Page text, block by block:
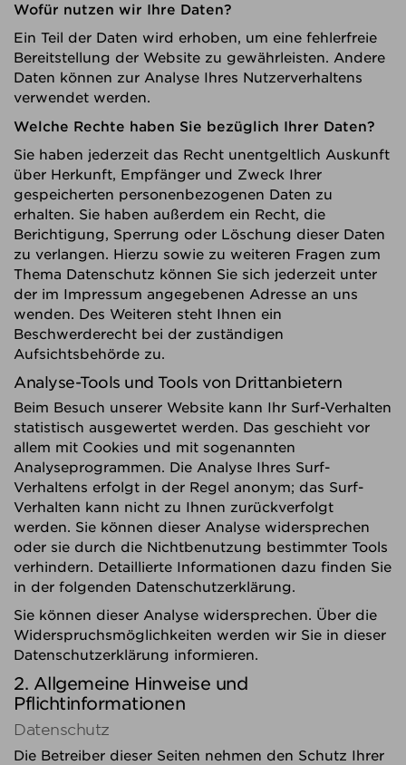
Wofür nutzen wir Ihre Daten?
Ein Teil der Daten wird erhoben, um eine fehlerfreie
Bereitstellung der Website zu gewährleisten. Andere
Daten können zur Analyse Ihres Nutzerverhaltens
verwendet werden.
Welche Rechte haben Sie bezüglich Ihrer Daten?
Sie haben jederzeit das Recht unentgeltlich Auskunft
über Herkunft, Empfänger und Zweck Ihrer
gespeicherten personenbezogenen Daten zu
erhalten. Sie haben außerdem ein Recht, die
Berichtigung, Sperrung oder Löschung dieser Daten
zu verlangen. Hierzu sowie zu weiteren Fragen zum
Thema Datenschutz können Sie sich jederzeit unter
der im Impressum angegebenen Adresse an uns
wenden. Des Weiteren steht Ihnen ein
Beschwerderecht bei der zuständigen
Aufsichtsbehörde zu.
Analyse-Tools und Tools von Drittanbietern
Beim Besuch unserer Website kann Ihr Surf-Verhalten
statistisch ausgewertet werden. Das geschieht vor
allem mit Cookies und mit sogenannten
Analyseprogrammen. Die Analyse Ihres Surf-
Verhaltens erfolgt in der Regel anonym; das Surf-
Verhalten kann nicht zu Ihnen zurückverfolgt
werden. Sie können dieser Analyse widersprechen
oder sie durch die Nichtbenutzung bestimmter Tools
verhindern. Detaillierte Informationen dazu finden Sie
in der folgenden Datenschutzerklärung.
Sie können dieser Analyse widersprechen. Über die
Widerspruchsmöglichkeiten werden wir Sie in dieser
Datenschutzerklärung informieren.
2. Allgemeine Hinweise und
Pflichtinformationen
Datenschutz
Die Betreiber dieser Seiten nehmen den Schutz Ihrer